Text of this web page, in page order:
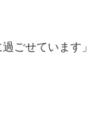
ごせています」